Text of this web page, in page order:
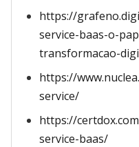
https://
service-baas-o-
transformacao-
https://
service/
https://
service-baas/